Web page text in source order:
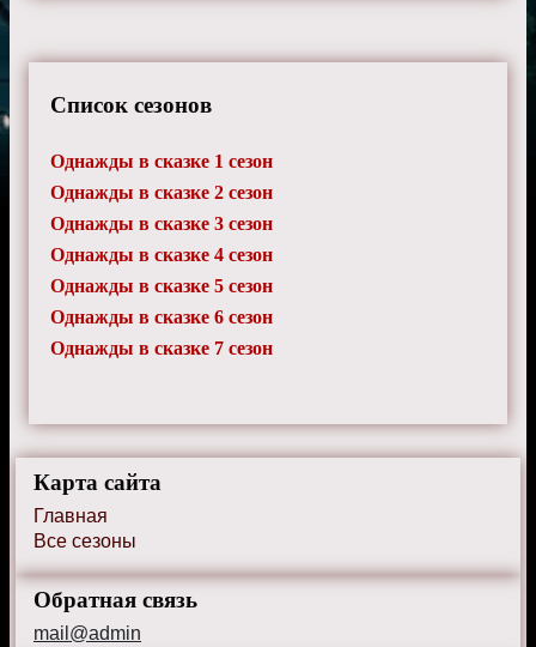
Список сезонов
Однажды в сказке 1 сезон
Однажды в сказке 2 сезон
Однажды в сказке 3 сезон
Однажды в сказке 4 сезон
Однажды в сказке 5 сезон
Однажды в сказке 6 сезон
Однажды в сказке 7 сезон
Карта сайта
Главная
Все сезоны
Обратная связь
mail@admin